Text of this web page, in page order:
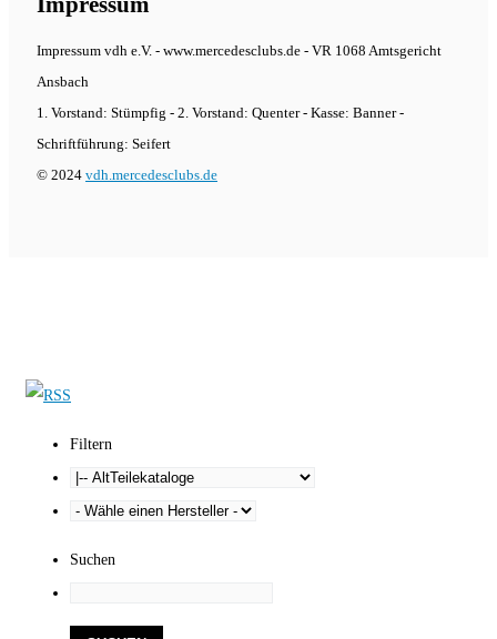
Impressum vdh e.V. - www.mercedesclubs.de - VR 1068 Amtsgericht
Ansbach
1. Vorstand: Stümpfig - 2. Vorstand: Quenter - Kasse: Banner -
Schriftführung: Seifert
© 2024 vdh.mercedesclubs.de
Filtern
Suchen